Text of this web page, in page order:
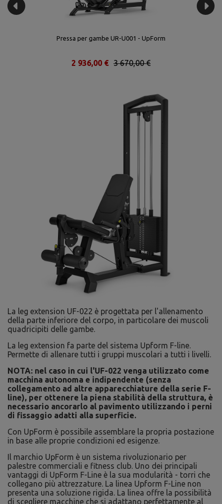
Pressa per gambe UR-U001 - UpForm
3 670,00 €
2 936,00 €
La leg extension UF-022 è progettata per l'allenamento
della parte inferiore del corpo, in particolare dei muscoli
quadricipiti delle gambe.
La leg extension fa parte del sistema Upform F-line.
Permette di allenare tutti i gruppi muscolari a tutti i livelli.
NOTA: nel caso in cui l'UF-022 venga utilizzato come
macchina autonoma e indipendente (senza
collegamento ad altre apparecchiature della serie F-
line), per ottenere la piena stabilità della struttura, è
necessario ancorarlo al pavimento utilizzando i perni
di fissaggio adatti alla superficie.
Con UpForm è possibile assemblare la propria postazione
in base alle proprie condizioni ed esigenze.
Il marchio UpForm è un sistema rivoluzionario per
palestre commerciali e fitness club. Uno dei principali
vantaggi di UpForm F-Line è la sua modularità - torri che
collegano più attrezzature. La linea Upform F-Line non
presenta una soluzione rigida. La linea offre la possibilità
di scegliere macchine che si adattano perfettamente al